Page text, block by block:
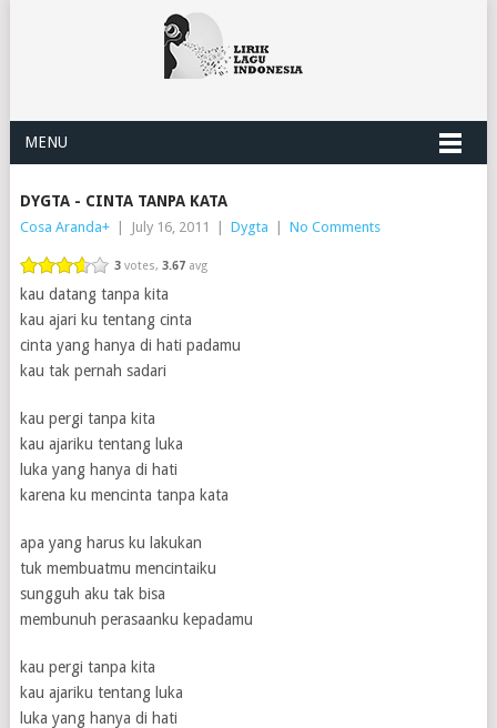
MENU
DYGTA - CINTA TANPA KATA
Cosa Aranda+ July 16, 2011 Dygta No Comments
3votes, 3.67avg
kau datang tanpa kita
kau ajari ku tentang cinta
cinta yang hanya di hati padamu
kau tak pernah sadari
kau pergi tanpa kita
kau ajariku tentang luka
luka yang hanya di hati
karena ku mencinta tanpa kata
apa yang harus ku lakukan
tuk membuatmu mencintaiku
sungguh aku tak bisa
membunuh perasaanku kepadamu
kau pergi tanpa kita
kau ajariku tentang luka
luka yang hanya di hati